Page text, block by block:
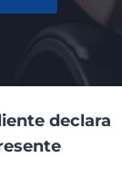
declara